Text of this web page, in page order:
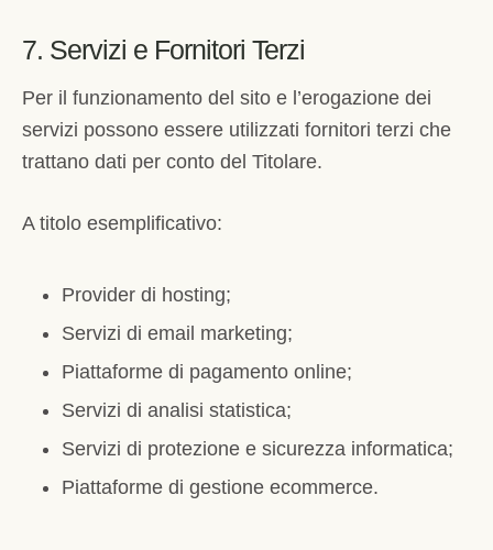
7. Servizi e Fornitori Terzi
Per il funzionamento del sito e l’erogazione dei
servizi possono essere utilizzati fornitori terzi che
trattano dati per conto del Titolare.
A titolo esemplificativo:
Provider di hosting;
Servizi di email marketing;
Piattaforme di pagamento online;
Servizi di analisi statistica;
Servizi di protezione e sicurezza informatica;
Piattaforme di gestione ecommerce.